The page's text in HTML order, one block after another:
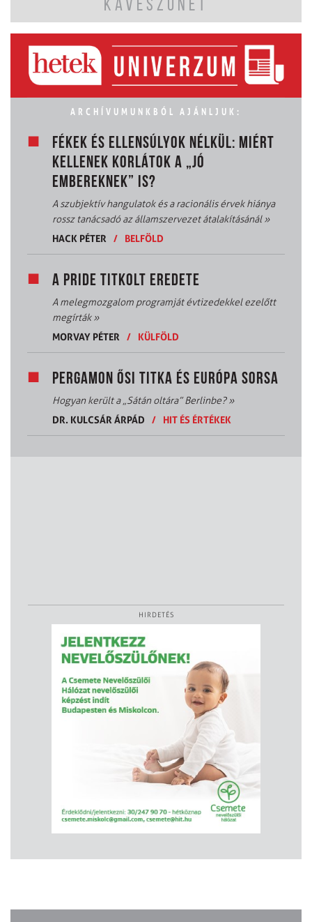
KÁVÉSZÜNET
ARCHÍVUMUNKBÓL AJÁNLJUK:
FÉKEK ÉS ELLENSÚLYOK NÉLKÜL: MIÉRT
KELLENEK KORLÁTOK A „JÓ
EMBEREKNEK” IS?
A szubjektív hangulatok és a racionális érvek hiánya
rossz tanácsadó az államszervezet átalakításánál»
HACK PÉTER
/ BELFÖLD
A PRIDE TITKOLT EREDETE
A melegmozgalom programját évtizedekkel ezelőtt
megírták»
MORVAY PÉTER
/ KÜLFÖLD
PERGAMON ŐSI TITKA ÉS EURÓPA SORSA
Hogyan került a „Sátán oltára” Berlinbe?»
DR. KULCSÁR ÁRPÁD
/ HIT ÉS ÉRTÉKEK
HIRDETÉS